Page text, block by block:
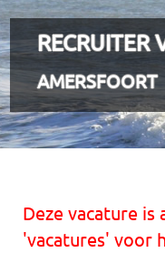
RECRUITER
AMERSFOORT
Deze vacature is
'vacatures' voor